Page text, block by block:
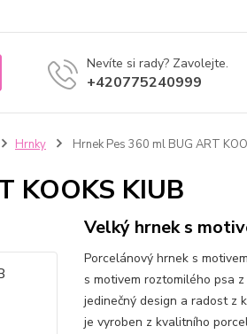
Nevíte si rady? Zavolejte.
+420775240999
Hrnky Hrnek Pes 360 ml BUG ART
KOOKS KIUB
Velký hrnek s
Porcelánový hrnek s
s motivem roztomilého psa
jedinečný design a radost z
je vyroben z kvalitního